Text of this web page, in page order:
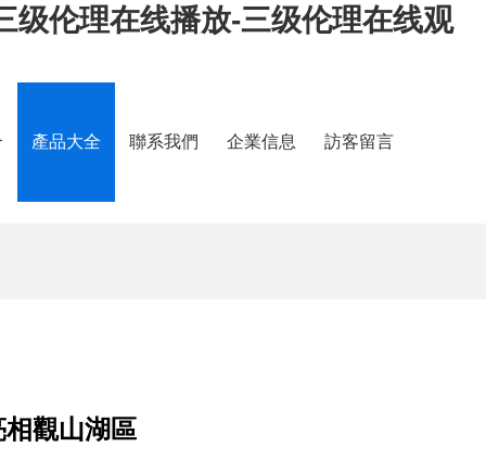
级伦理在线播放-三级伦理在线观
產品大全 聯系我們 企業信息 訪客留言
觀山湖區